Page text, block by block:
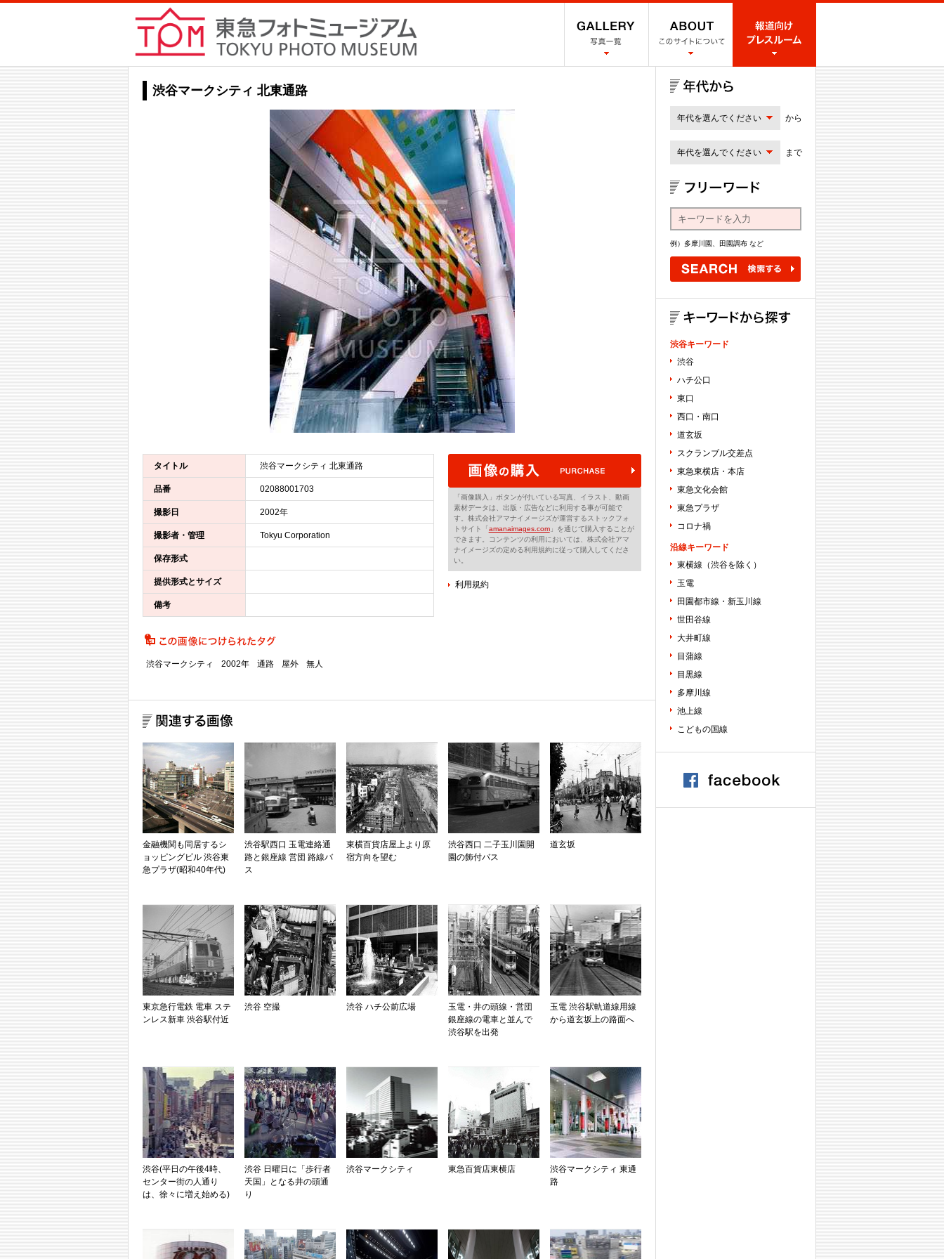
渋谷マークシティ 北東通路
タイトル 渋谷マークシティ 北東通路
品番 02088001703
撮影日 2002年
撮影者・管理 Tokyu Corporation
保存形式
提供形式とサイズ
備考
「画像購入」ボタンが付いている写真、イラスト、動画
素材データは、出版・広告などに利用する事が可能で
す。株式会社アマナイメージズが運営するストックフォ
トサイト「amanaimages.com」を通じて購入することが
できます。コンテンツの利用においては、株式会社アマ
ナイメージズの定める利用規約に従って購入してくださ
い。
利用規約
渋谷マークシティ 2002年 通路 屋外 無人
金融機関も同居するシ
ョッピングビル 渋谷東
急プラザ(昭和40年代)
渋谷駅西口 玉電連絡通
路と銀座線 営団 路線バ
ス
東横百貨店屋上より原
宿方向を望む
渋谷西口 二子玉川園開
園の飾付バス
道玄坂
東京急行電鉄 電車 ステ
ンレス新車 渋谷駅付近
渋谷 空撮 渋谷 ハチ公前広場
玉電・井の頭線・営団
銀座線の電車と並んで
渋谷駅を出発
玉電 渋谷駅軌道線用線
から道玄坂上の路面へ
渋谷(平日の午後4時、
センター街の人通り
は、徐々に増え始める)
渋谷 日曜日に「歩行者
天国」となる井の頭通
り
渋谷マークシティ 東急百貨店東横店
渋谷マークシティ 東通
路
年代を選んでください から
年代を選んでください まで
例）多摩川園、田園調布 など
渋谷キーワード
渋谷
ハチ公口
東口
西口・南口
道玄坂
スクランブル交差点
東急東横店・本店
東急文化会館
東急プラザ
コロナ禍
沿線キーワード
東横線（渋谷を除く）
玉電
田園都市線・新玉川線
世田谷線
大井町線
目蒲線
目黒線
多摩川線
池上線
こどもの国線